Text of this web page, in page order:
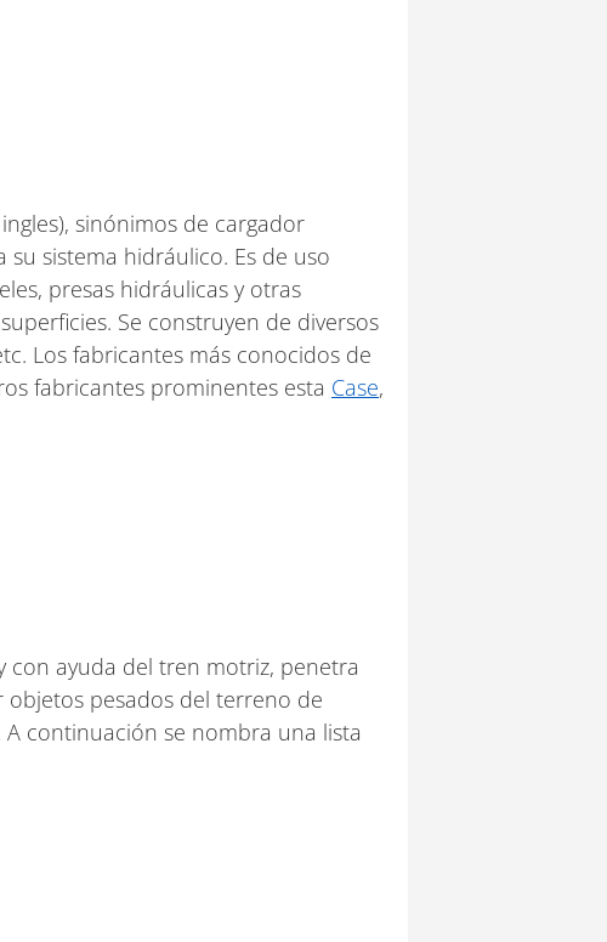
sinónimos de cargador
sistema hidráulico. Es de uso
presas hidráulicas y otras
Se construyen de diversos
Los fabricantes más conocidos de
fabricantes prominentes esta Case,
con ayuda del tren motriz, penetra
objetos pesados del terreno de
continuación se nombra una lista